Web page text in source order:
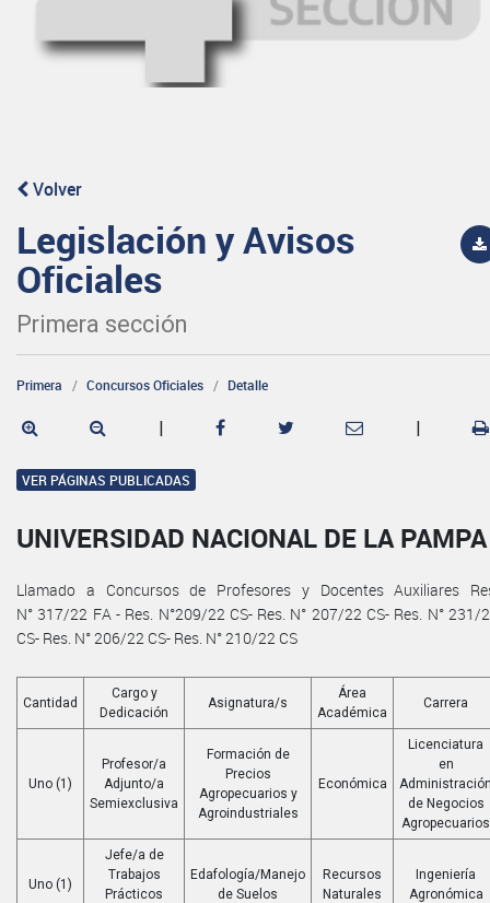
Volver
Legislación y Avisos
Oficiales
Primera sección
Primera Concursos Oficiales Detalle
| |
VER PÁGINAS PUBLICADAS
UNIVERSIDAD NACIONAL DE LA PAMPA
Llamado a Concursos de Profesores y Docentes Auxiliares
N° 317/22 FA - Res. N°209/22 CS- Res. N° 207/22 CS- Res. N° 231/
CS- Res. N° 206/22 CS- Res. N° 210/22 CS
Cantidad
Cargo y
Dedicación
Asignatura/s
Área
Académica
Carrera
Uno (1)
Profesor/a
Adjunto/a
Semiexclusiva
Formación de
Precios
Agropecuarios y
Agroindustriales
Económica
Licenciatura
en
de Negocios
Agropecuarios
Uno (1)
Jefe/a de
Trabajos
Prácticos
Edafología/Manejo
de Suelos
Recursos
Naturales
Ingeniería
Agronómica